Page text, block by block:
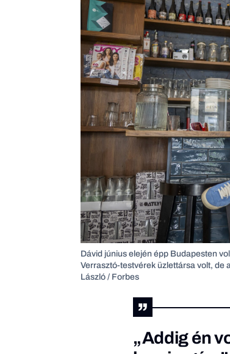
Dávid június elején épp Budapesten
Verrasztó-testvérek üzlettársa volt, de
László / Forbes
„Addig én